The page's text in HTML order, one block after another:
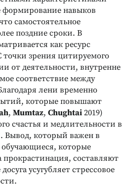
формирование навыков
самостоятельное
поздние сроки. В
как ресурс
зрения цитируемого
от деятельности, внутренне
соответствие между
лени временно
которые повышают
, Mumtaz, Chughtai2019)
счастья и медлительности в
Вывод, который важен в
которые
прокрастинация, составляют
усугубляет стрессовое
5–8
занятий